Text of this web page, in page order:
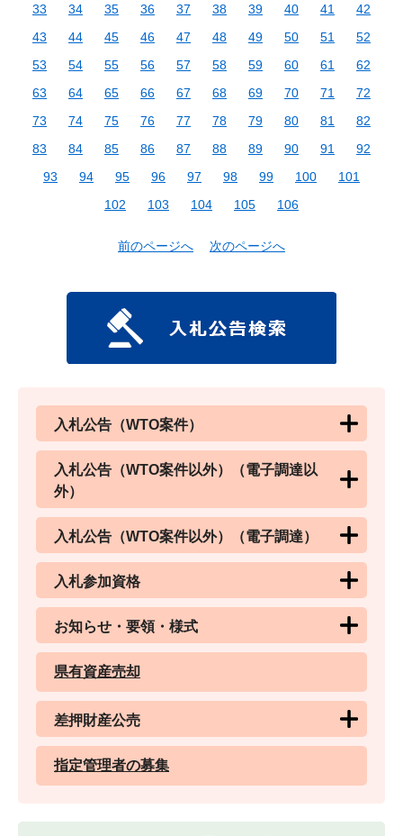
33
34 35 36 37 38 39 40 41
42
43
44 45 46 47 48 49 50 51
52
53
54 55 56 57 58 59 60 61
62
63
64 65 66 67 68 69 70 71
72
73
74 75 76 77 78 79 80 81
82
83
84 85 86 87 88 89 90 91
92
93
94 95 96 97 98 99 100
101
102
103 104 105 106
前のページへ 次のページへ
入札公告（WTO案件）
入札公告（WTO案件以外）（電子調達以
外）
入札公告（WTO案件以外）（電子調達）
入札参加資格
お知らせ・要領・様式
県有資産売却
差押財産公売
指定管理者の募集